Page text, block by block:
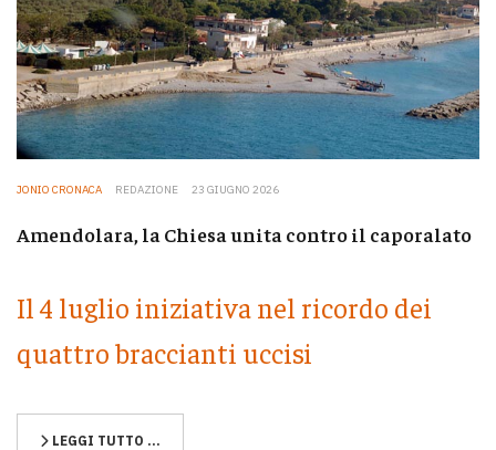
JONIO CRONACA REDAZIONE 23 GIUGNO 2026
Amendolara, la Chiesa unita contro il caporalato
Il 4 luglio iniziativa nel ricordo dei
quattro braccianti uccisi
LEGGI TUTTO …